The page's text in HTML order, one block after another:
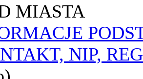
MIASTA
NIP,